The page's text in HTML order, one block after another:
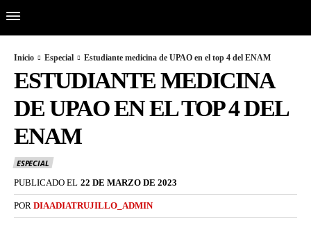
Inicio Especial Estudiante medicina de UPAO en el top 4 del ENAM
ESTUDIANTE MEDICINA
DE UPAO EN EL TOP 4 DEL
ENAM
ESPECIAL
PUBLICADO EL 22 DE MARZO DE 2023
POR DIAADIATRUJILLO_ADMIN